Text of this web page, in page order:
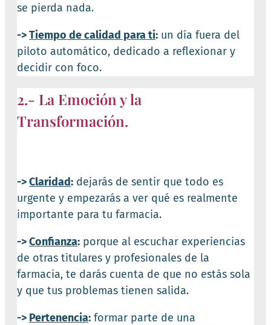
se pierda nada.
->Tiempo de calidad para ti: un día fuera del
piloto automático, dedicado a reflexionar y
decidir con foco.
2.- La Emoción y la
Transformación.
->Claridad: dejarás de sentir que todo es
urgente y empezarás a ver qué es realmente
importante para tu farmacia.
->Confianza: porque al escuchar experiencias
de otras titulares y profesionales de la
farmacia, te darás cuenta de que no estás sola
y que tus problemas tienen salida.
-> Pertenencia: formar parte de una